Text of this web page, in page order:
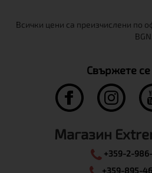
Свържете се
Магазин
+359-2-
+359-895-